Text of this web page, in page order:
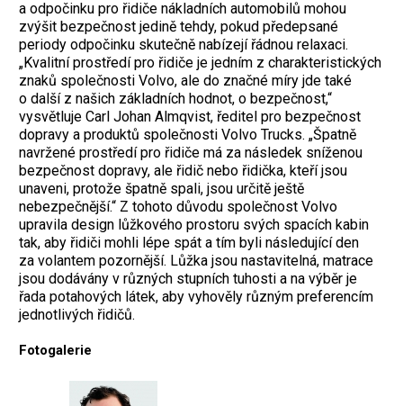
a odpočinku pro řidiče nákladních automobilů mohou
zvýšit bezpečnost jedině tehdy, pokud předepsané
periody odpočinku skutečně nabízejí řádnou relaxaci.
„Kvalitní prostředí pro řidiče je jedním z charakteristických
znaků společnosti Volvo, ale do značné míry jde také
o další z našich základních hodnot, o bezpečnost,“
vysvětluje Carl Johan Almqvist, ředitel pro bezpečnost
dopravy a produktů společnosti Volvo Trucks. „Špatně
navržené prostředí pro řidiče má za následek sníženou
bezpečnost dopravy, ale řidič nebo řidička, kteří jsou
unaveni, protože špatně spali, jsou určitě ještě
nebezpečnější.“ Z tohoto důvodu společnost Volvo
upravila design lůžkového prostoru svých spacích kabin
tak, aby řidiči mohli lépe spát a tím byli následující den
za volantem pozornější. Lůžka jsou nastavitelná, matrace
jsou dodávány v různých stupních tuhosti a na výběr je
řada potahových látek, aby vyhověly různým preferencím
jednotlivých řidičů.
Fotogalerie